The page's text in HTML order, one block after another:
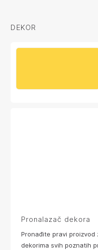
DEKOR
Pronalazač dekora
Pronađite pravi proizvod
dekorima svih poznatih